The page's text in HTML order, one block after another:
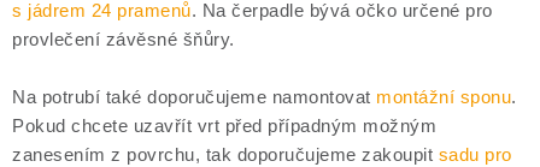
OBĚHOVÁ ČERPADLA
DOMÁCÍ VODÁRNY
POVRCHOVÁ ČERPADLA
s jádrem 24 pramenů. Na čerpadle bývá očko určené pro
provlečení závěsné šňůry.
Na potrubí také doporučujeme namontovat montážní sponu.
Pokud chcete uzavřít vrt před případným možným
zanesením z povrchu, tak doporučujeme zakoupit sadu pro